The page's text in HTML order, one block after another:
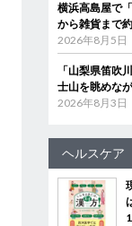
横浜高島屋で
から雑貨まで
2026年8月5日
「山梨県笛吹
士山を眺めな
2026年8月3日
ヘルスケア